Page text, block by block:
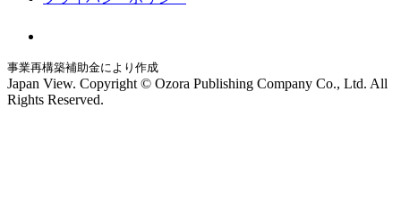
事業再構築補助金により作成
Japan View. Copyright © Ozora Publishing Company Co., Ltd. All
Rights Reserved.